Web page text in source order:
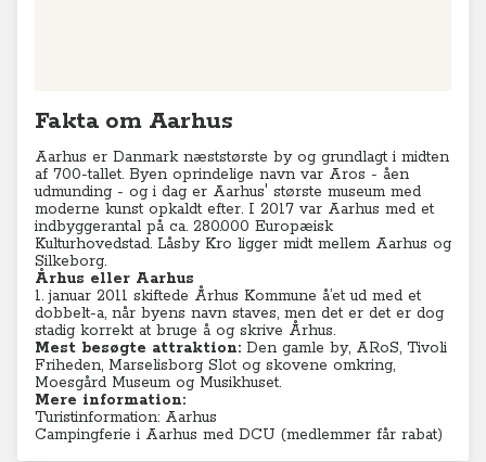
Fakta om Aarhus
Aarhus er Danmark næststørste by og grundlagt i midten
af 700-tallet. Byen oprindelige navn var Aros - åen
udmunding - og i dag er Aarhus' største museum med
moderne kunst opkaldt efter. I 2017 var Aarhus med et
indbyggerantal på ca. 280.000 Europæisk
Kulturhovedstad. Låsby Kro ligger midt mellem Aarhus og
Silkeborg.
Århus eller Aarhus
1. januar 2011 skiftede Århus Kommune å’et ud med et
dobbelt-a, når byens navn staves, men det er det er dog
stadig korrekt at bruge å og skrive Århus.
Mest besøgte attraktion: Den gamle by, ARoS, Tivoli
Friheden, Marselisborg Slot og skovene omkring,
Moesgård Museum og Musikhuset.
Mere information:
Turistinformation: Aarhus
Campingferie i Aarhus med DCU (medlemmer får rabat)